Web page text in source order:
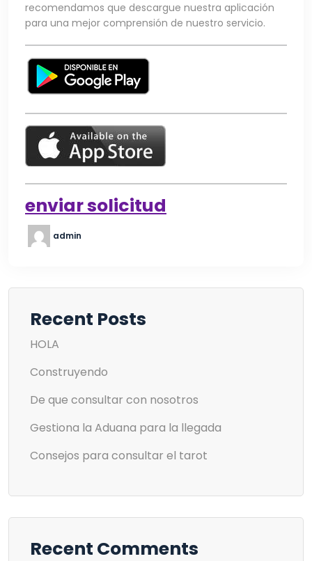
recomendamos que descargue nuestra aplicación
para una mejor comprensión de nuestro servicio.
enviar solicitud
admin
Recent Posts
HOLA
Construyendo
De que consultar con nosotros
Gestiona la Aduana para la llegada
Consejos para consultar el tarot
Recent Comments